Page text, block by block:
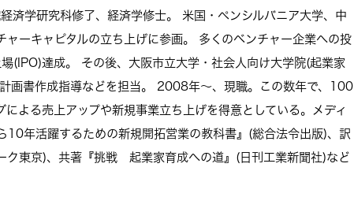
学研究科修了、経済学修士。 米国・ペンシルバニア大学、中
ーキャピタルの立ち上げに参画。 多くのベンチャー企業への投
(IPO)達成。 その後、大阪市立大学・社会人向け大学院(起業家
画書作成指導などを担当。 2008年～、現職。この数年で、100
よる売上アップや新規事業立ち上げを得意としている。メディ
年活躍するための新規開拓営業の教科書』(総合法令出版)、訳
ク東京)、共著『挑戦 起業家育成への道』(日刊工業新聞社)など